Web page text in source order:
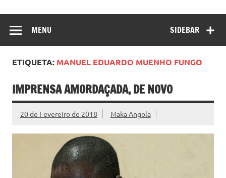
SIDEBAR
MENU
ETIQUETA: MANUEL EDUARDO MUENHO FUNGO
IMPRENSA AMORDAÇADA, DE NOVO
20 de Fevereiro de 2018 Maka Angola